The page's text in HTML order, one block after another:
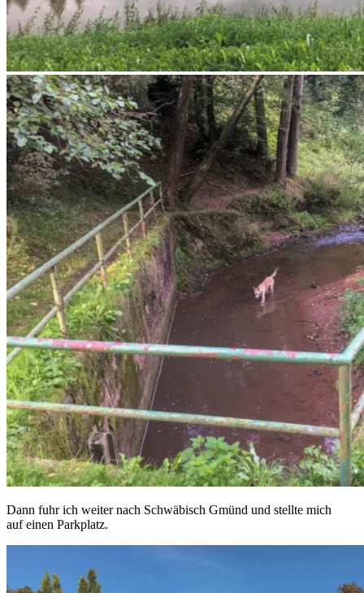
Dann fuhr ich weiter nach Schwäbisch Gmünd und stellte mich
auf einen Parkplatz.